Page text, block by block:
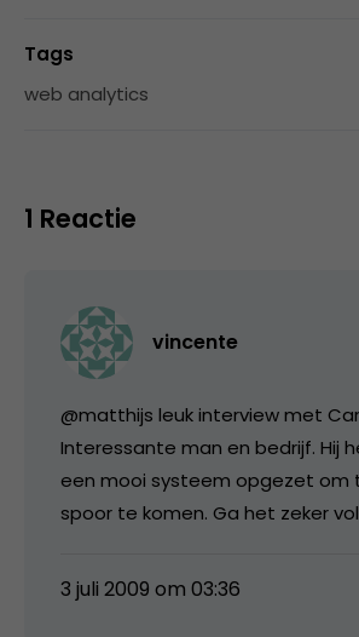
Tags
web analytics
1 Reactie
vincente
@matthijs leuk interview met
Interessante man en bedrijf. Hij
een mooi systeem opgezet om
spoor te komen. Ga het zeker
3 juli 2009 om 03:36